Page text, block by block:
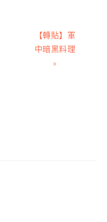
Next
Post:
【轉貼】軍
中暗黑料理
»